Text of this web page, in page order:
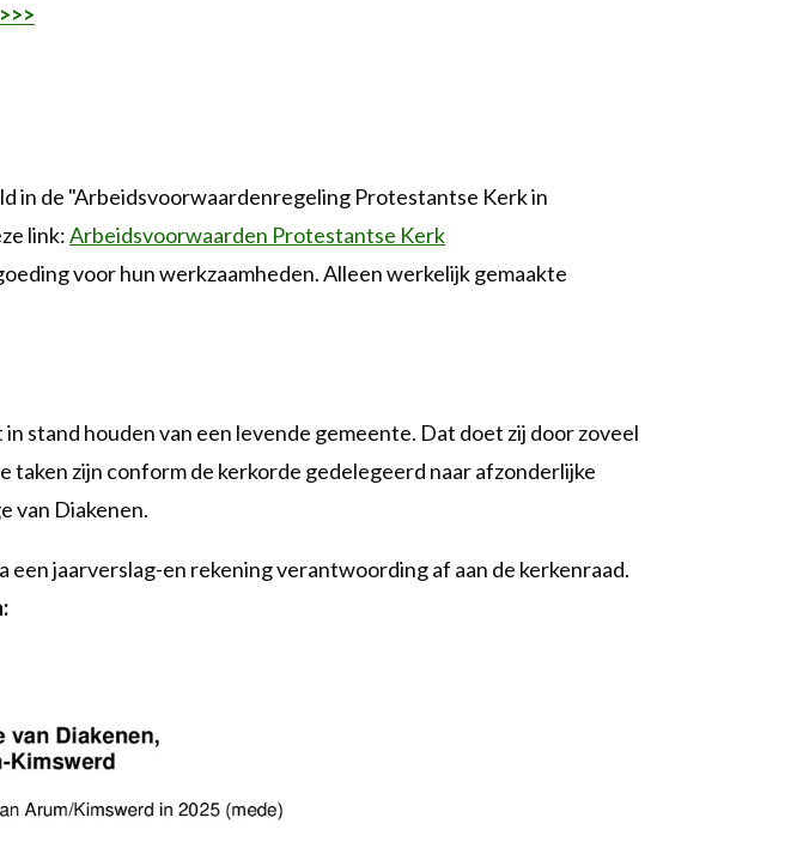
in de "Arbeidsvoorwaardenregeling Protestantse Kerk in
link:Arbeidsvoorwaarden Protestantse Kerk
voor hun werkzaamheden. Alleen werkelijk gemaakte
stand houden van een levende gemeente. Dat doet zij door zoveel
taken zijn conform de kerkorde gedelegeerd naar afzonderlijke
van Diakenen.
jaarverslag-en rekening verantwoording af aan de kerkenraad.